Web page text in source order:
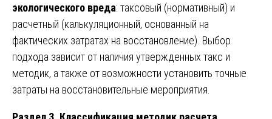
экологического вреда: таксовый (нормативный) и
расчетный (калькуляционный, основанный на
фактических затратах на восстановление). Выбор
подхода зависит от наличия утвержденных такс и
методик, а также от возможности установить точные
затраты на восстановительные мероприятия.